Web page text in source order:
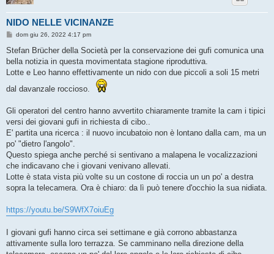
NIDO NELLE VICINANZE
M
s
a
g
o
dom giu 26, 2022 4:17 pm
Stefan Brücher della Società per la conservazione dei gufi comunica una
bella notizia in questa movimentata stagione riproduttiva.
Lotte e Leo hanno effettivamente un nido con due piccoli a soli 15 metri
dal davanzale roccioso.
Gli operatori del centro hanno avvertito chiaramente tramite la cam i tipici
versi dei giovani gufi in richiesta di cibo..
E' partita una ricerca : il nuovo incubatoio non è lontano dalla cam, ma un
po' "dietro l'angolo".
Questo spiega anche perché si sentivano a malapena le vocalizzazioni
che indicavano che i giovani venivano allevati.
Lotte è stata vista più volte su un costone di roccia un un po' a destra
sopra la telecamera. Ora è chiaro: da lì può tenere d'occhio la sua nidiata.
https://youtu.be/S9WfX7oiuEg
I giovani gufi hanno circa sei settimane e già corrono abbastanza
attivamente sulla loro terrazza. Se camminano nella direzione della